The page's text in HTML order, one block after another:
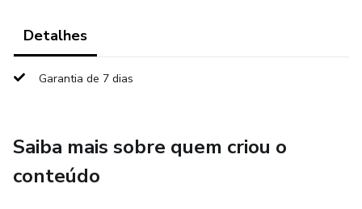
Detalhes
Garantia de 7 dias
Saiba mais sobre quem criou o
conteúdo